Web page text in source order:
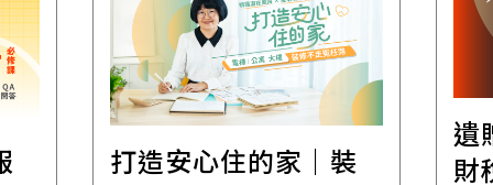
打造安心住的家｜裝
遺
財